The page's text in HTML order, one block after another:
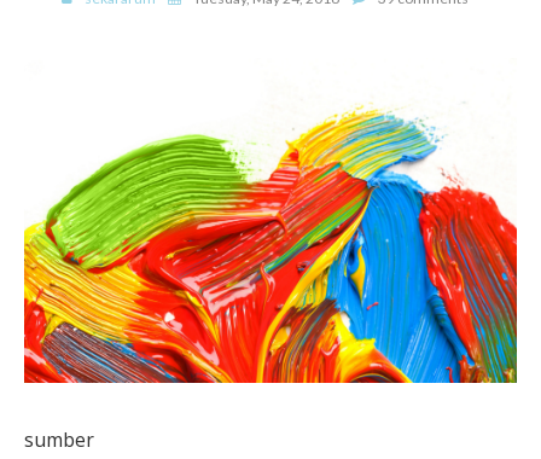
sumber